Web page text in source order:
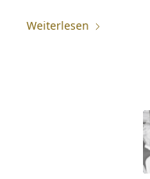
Weiterlesen